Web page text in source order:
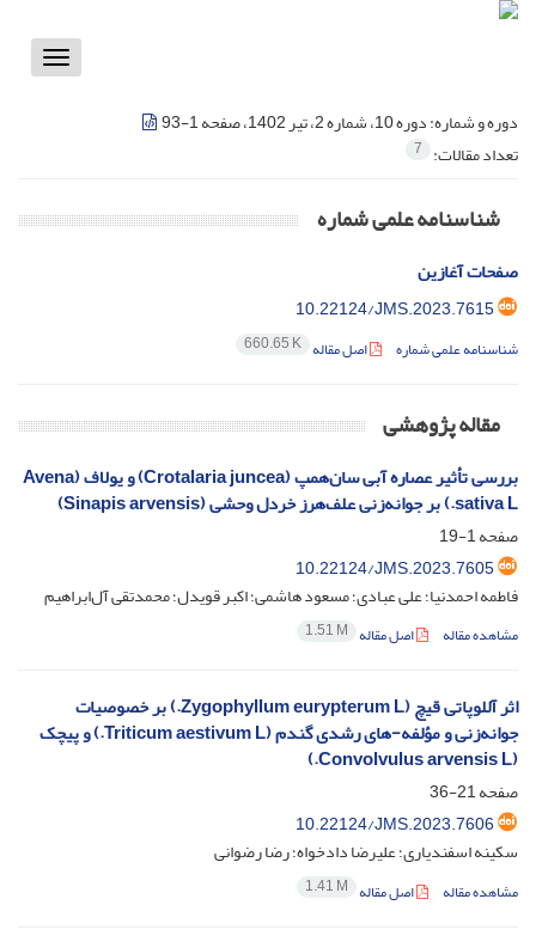
Toggle
دوره و شماره:دوره 10، شماره 2، تیر 1402، صفحه 1-93
تعداد مقالات: 7
شناسنامه علمی شماره
صفحات آغازین
10.22124/JMS.2023.7615
شناسنامه علمی شماره اصل مقاله 660.65 K
مقاله پژوهشی
بررسی تأثیر عصاره آبی سان‌همپ (Crotalaria juncea) و یولاف (Avena
sativa L.) بر جوانه‌زنی علف‌هرز خردل وحشی (Sinapis arvensis)
صفحه1-19
10.22124/JMS.2023.7605
فاطمه احمدنیا؛ علی عبادی؛ مسعود هاشمی؛ اکبر قویدل؛ محمدتقی آل‌ابراهیم
مشاهده مقاله اصل مقاله 1.51 M
اثر آللوپاتی قیچ (Zygophyllum eurypterum L.) بر خصوصیات
جوانه‌زنی و مؤلفه-های رشدی گندم (Triticum aestivum L.) و پیچک
(Convolvulus arvensis L.)
صفحه21-36
10.22124/JMS.2023.7606
سکینه اسفندیاری؛ علیرضا دادخواه؛ رضا رضوانی
مشاهده مقاله اصل مقاله 1.41 M